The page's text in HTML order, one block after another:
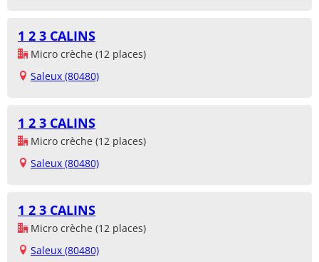
1 2 3 CALINS
Micro crèche (12 places)
Saleux (80480)
1 2 3 CALINS
Micro crèche (12 places)
Saleux (80480)
1 2 3 CALINS
Micro crèche (12 places)
Saleux (80480)